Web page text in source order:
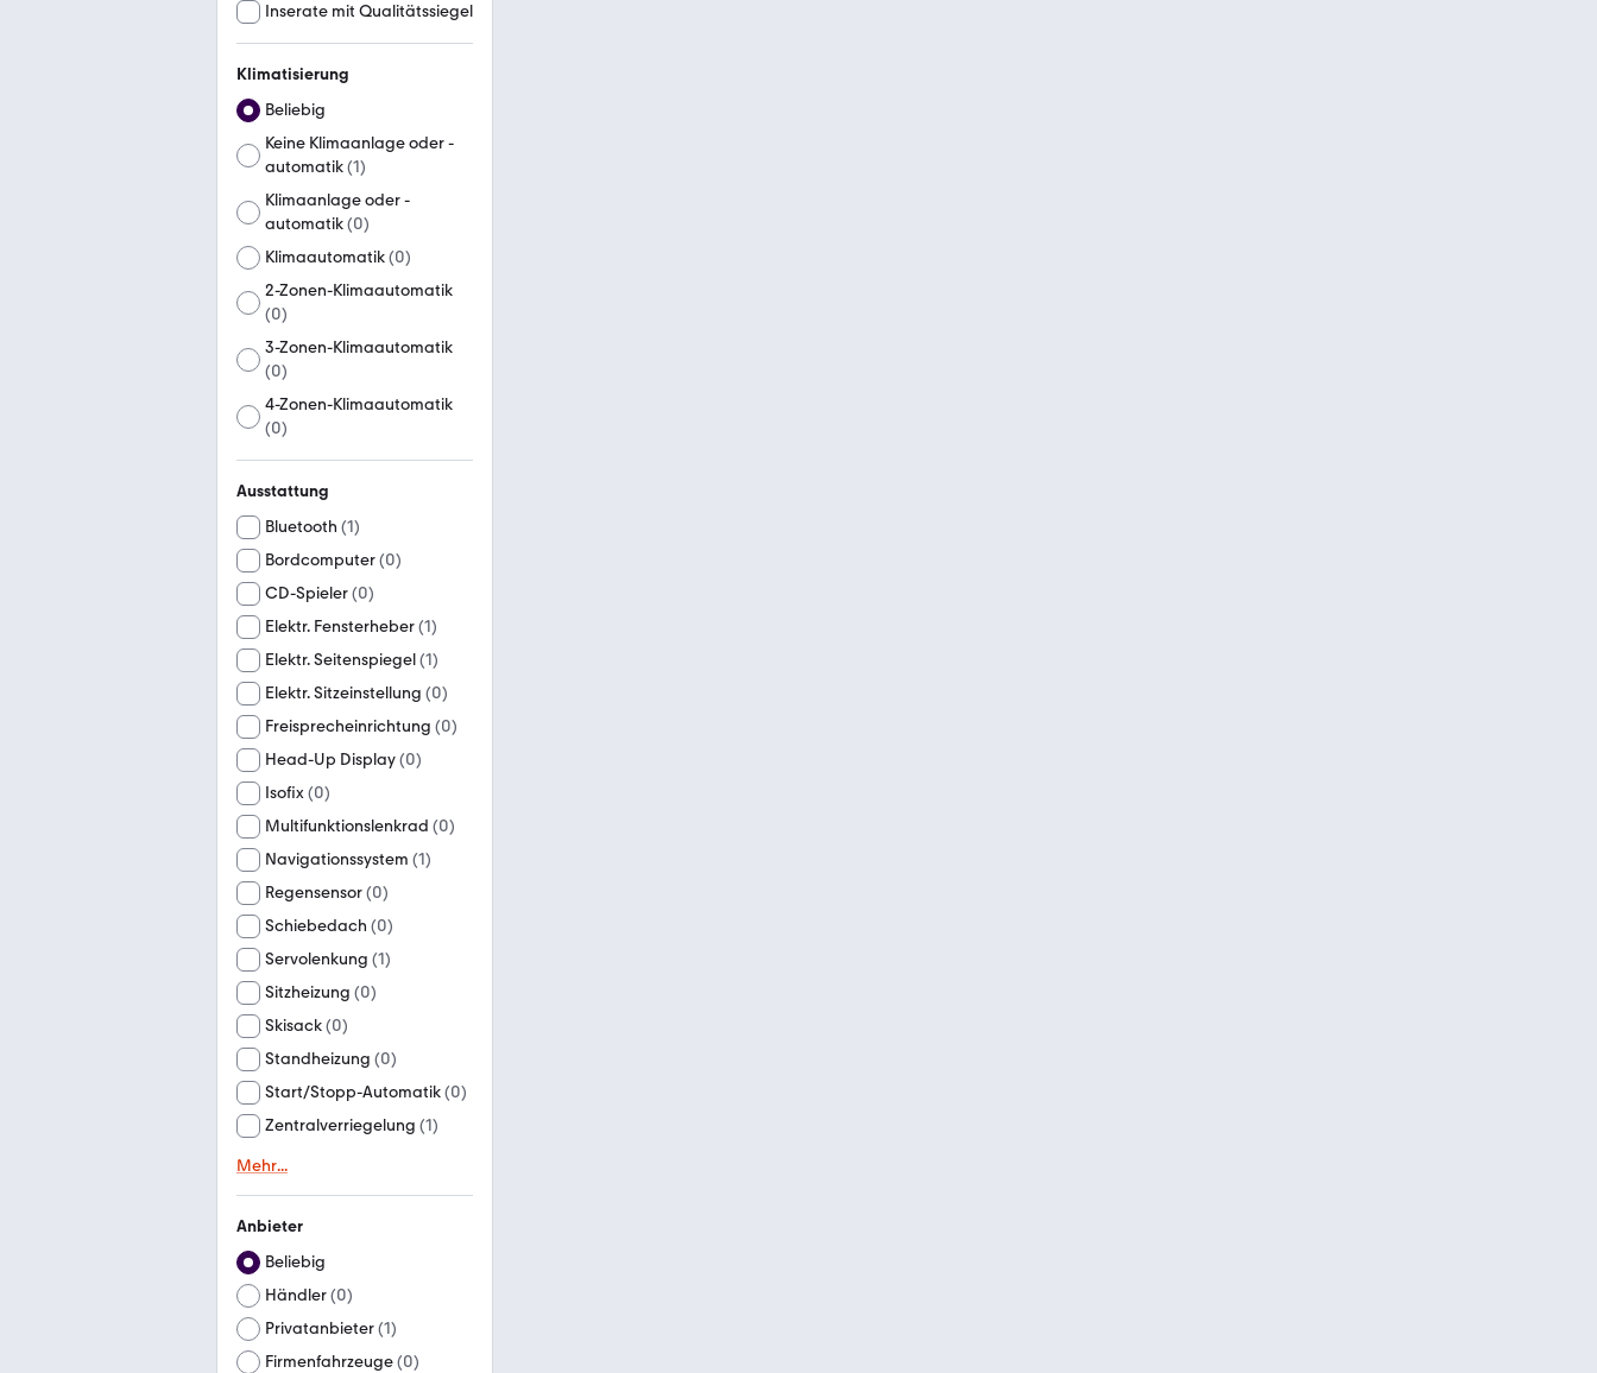
Inserate mit Qualitätssiegel
Klimatisierung
Beliebig
Keine Klimaanlage oder -
automatik(1)
Klimaanlage oder -
automatik(0)
Klimaautomatik(0)
2-Zonen-Klimaautomatik
(0)
3-Zonen-Klimaautomatik
(0)
4-Zonen-Klimaautomatik
(0)
Ausstattung
Bluetooth (1)
Bordcomputer(0)
CD-Spieler(0)
Elektr. Fensterheber(1)
Elektr. Seitenspiegel(1)
Elektr. Sitzeinstellung (0)
Freisprecheinrichtung (0)
Head-Up Display(0)
Isofix(0)
Multifunktionslenkrad (0)
Navigationssystem (1)
Regensensor(0)
Schiebedach (0)
Servolenkung (1)
Sitzheizung (0)
Skisack(0)
Standheizung (0)
Start/Stopp-Automatik(0)
Zentralverriegelung (1)
Mehr...
Anbieter
Beliebig
Händler(0)
Privatanbieter(1)
Firmenfahrzeuge(0)